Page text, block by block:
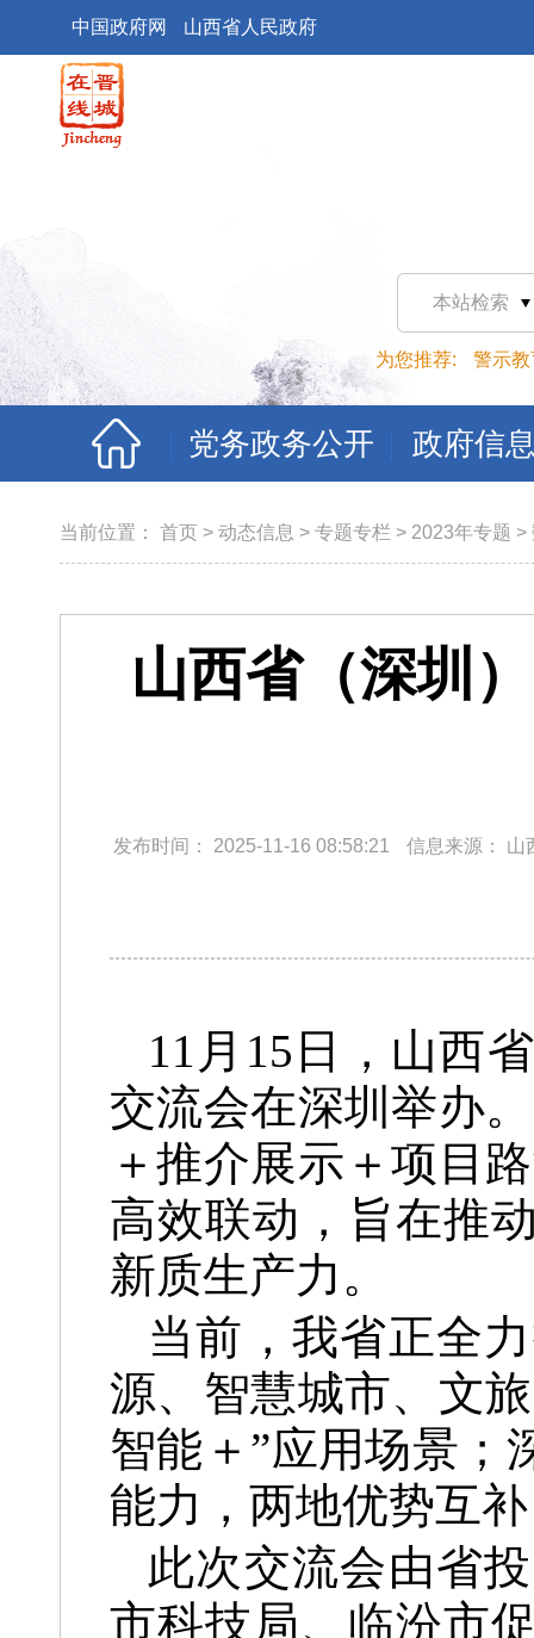
中国政府网 山西省人民政府
本站检索
为您推荐: 警示教
党务政务公开 政府信
当前位置： 首页 > 动态信息 > 专题专栏 > 2023年专题 >
山西省（深圳
发布时间： 2025-11-16 08:58:21 信息来源： 山
11月15日，山西
交流会在深圳举办
＋推介展示＋项目
高效联动，旨在推
新质生产力。
当前，我省正全
源、智慧城市、文
智能＋”应用场景；
能力，两地优势互
此次交流会由省
市科技局、临汾市